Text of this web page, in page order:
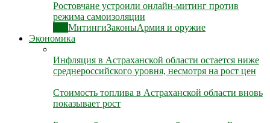
Ростовчане устроили онлайн-митинг против
режима самоизоляции
МитингиЗаконыАрмия и оружие
Экономика
Инфляция в Астраханской области остается ниже
среднероссийского уровня, несмотря на рост цен
Стоимость топлива в Астраханской области вновь
показывает рост